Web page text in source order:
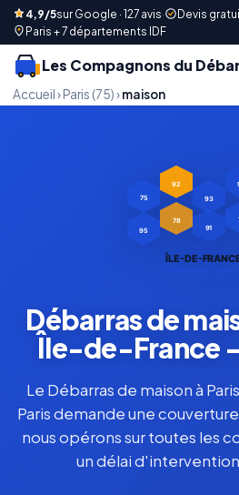
4,9/5sur Google · 127 avis· Devis
Paris + 7 départements IDF
Les Compagnons du
Accueil› Paris (75)› maison
75
92
93
95
78
91
ÎLE-DE-
Débarras de
Île-de-France
Le Débarras de maison à
Paris demande une
nous opérons sur toutes les
un délai